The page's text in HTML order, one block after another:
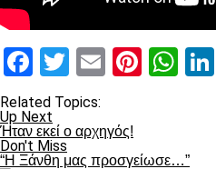
Facebook
Twitter
Email
Related Topics:
Up Next
Ήταν εκεί ο αρχηγός!
Don't Miss
“Η Ξάνθη μας προσγείωσε…”